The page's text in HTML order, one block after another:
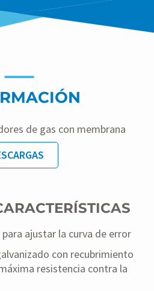
de gas con membrana
ajustar la curva de error
con recubrimiento
resistencia contra la